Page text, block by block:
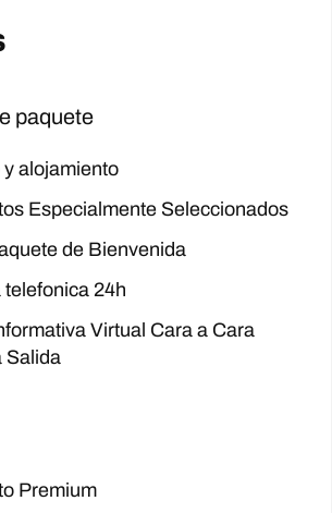
paquete
alojamiento
Especialmente Seleccionados
de Bienvenida
24h
Virtual Cara a Cara
Salida
Premium